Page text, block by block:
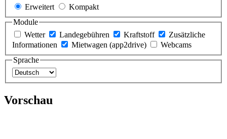
Erweitert
Kompakt
Module
Wetter
Landegebühren Kraftstoff
Zusätzliche
Informationen
Mietwagen (app2drive)
Webcams
Sprache
Vorschau